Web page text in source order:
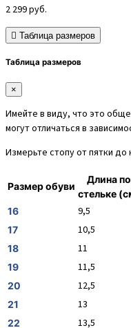
2 299руб.
Таблица размеров
Таблица размеров
×
Имейте в виду, что это
могут отличаться в
Измерьте стопу от пятки до
Размер обуви
Длина по
стельке
16 9,5
17 10,5
18 11
19 11,5
20 12,5
21 13
22 13,5